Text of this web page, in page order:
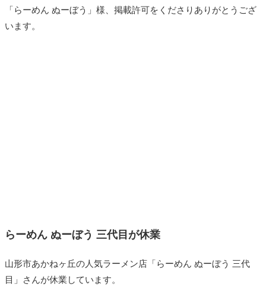
「らーめん ぬーぼう」様、掲載許可をくださりありがとうござ
います。
らーめん ぬーぼう 三代目が休業
山形市あかねヶ丘の人気ラーメン店「らーめん ぬーぼう 三代
目」さんが休業しています。